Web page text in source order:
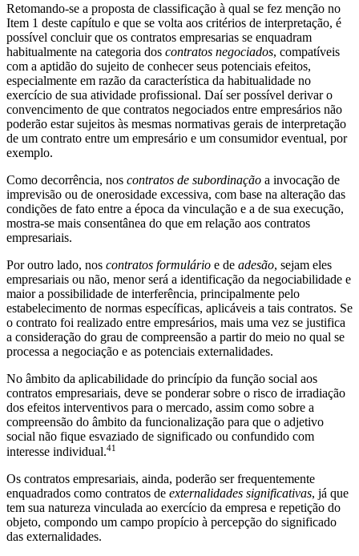
Retomando-se a proposta de classificação à qual se fez menção no
Item 1 deste capítulo e que se volta aos critérios de interpretação, é
possível concluir que os contratos empresarias se enquadram
habitualmente na categoria dos contratos negociados, compatíveis
com a aptidão do sujeito de conhecer seus potenciais efeitos,
especialmente em razão da característica da habitualidade no
exercício de sua atividade profissional. Daí ser possível derivar o
convencimento de que contratos negociados entre empresários não
poderão estar sujeitos às mesmas normativas gerais de interpretação
de um contrato entre um empresário e um consumidor eventual, por
exemplo.
Como decorrência, nos contratos de subordinação a invocação de
imprevisão ou de onerosidade excessiva, com base na alteração das
condições de fato entre a época da vinculação e a de sua execução,
mostra-se mais consentânea do que em relação aos contratos
empresariais.
Por outro lado, nos contratos formulário e de adesão, sejam eles
empresariais ou não, menor será a identificação da negociabilidade e
maior a possibilidade de interferência, principalmente pelo
estabelecimento de normas específicas, aplicáveis a tais contratos. Se
o contrato foi realizado entre empresários, mais uma vez se justifica
a consideração do grau de compreensão a partir do meio no qual se
processa a negociação e as potenciais externalidades.
No âmbito da aplicabilidade do princípio da função social aos
contratos empresariais, deve se ponderar sobre o risco de irradiação
dos efeitos interventivos para o mercado, assim como sobre a
compreensão do âmbito da funcionalização para que o adjetivo
social não fique esvaziado de significado ou confundido com
interesse individual.41
Os contratos empresariais, ainda, poderão ser frequentemente
enquadrados como contratos de externalidades significativas, já que
tem sua natureza vinculada ao exercício da empresa e repetição do
objeto, compondo um campo propício à percepção do significado
das externalidades.